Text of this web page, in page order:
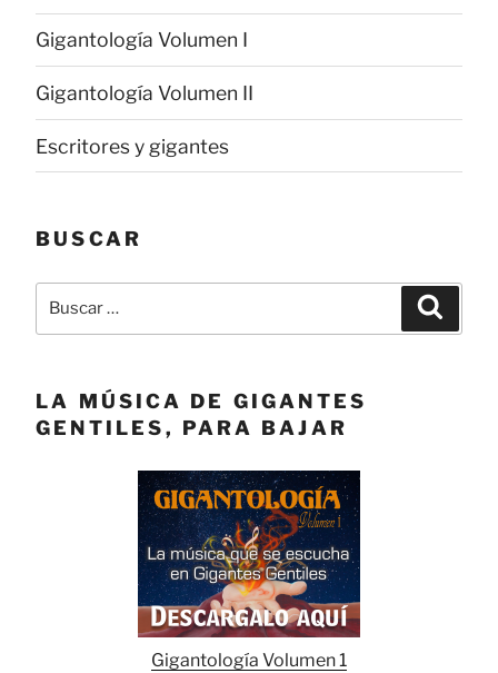
Gigantología Volumen I
Gigantología Volumen II
Escritores y gigantes
BUSCAR
Buscar
LA MÚSICA DE GIGANTES
GENTILES, PARA BAJAR
Gigantología Volumen 1